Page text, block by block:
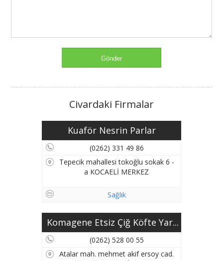
Civardaki Firmalar
Kuaför Nesrin Parlar
(0262) 331 49 86
Tepecik mahallesi tokoğlu sokak 6 -
a KOCAELİ MERKEZ
Sağlık
Komagene Etsiz Çiğ Köfte Yar...
(0262) 528 00 55
Atalar mah. mehmet akif ersoy cad.